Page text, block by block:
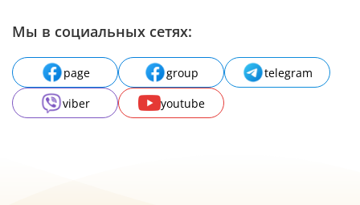
Мы в социальных сетях:
page group
telegram
viber
youtube